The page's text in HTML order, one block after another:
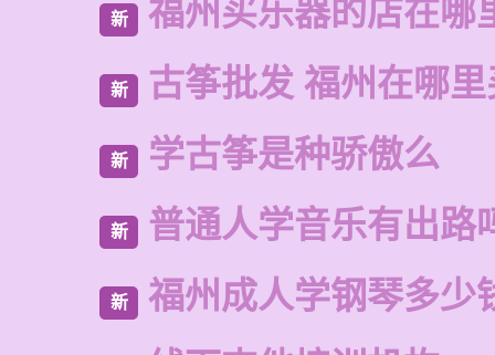
新 福州买乐器的店在哪
新 古筝批发 福州在哪
新 学古筝是种骄傲么
新 普通人学音乐有出路
新 福州成人学钢琴多少